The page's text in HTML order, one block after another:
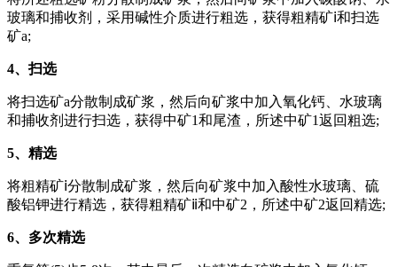
玻璃和捕收剂，采用碱性介质进行粗选，获得粗精矿ⅰ和扫选
矿a;
4、扫选
将扫选矿a分散制成矿浆，然后向矿浆中加入氧化钙、水玻璃
和捕收剂进行扫选，获得中矿1和尾渣，所述中矿1返回粗选;
5、精选
将粗精矿ⅰ分散制成矿浆，然后向矿浆中加入酸性水玻璃、硫
酸铝钾进行精选，获得粗精矿ⅱ和中矿2，所述中矿2返回精选;
6、多次精选